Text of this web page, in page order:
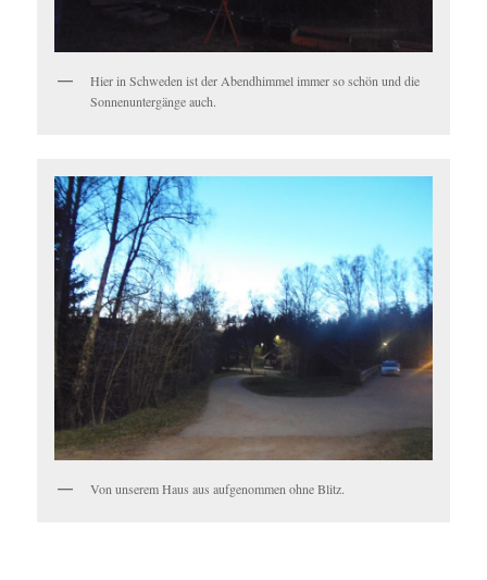
Hier in Schweden ist der Abendhimmel immer so schön und die
Sonnenuntergänge auch.
Von unserem Haus aus aufgenommen ohne Blitz.